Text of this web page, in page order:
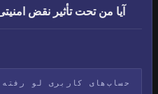
آیا من تحت تأثیر نقض امنیتی Protemps قرار گرفته‌ام؟
حساب‌های کاربری لو رفته